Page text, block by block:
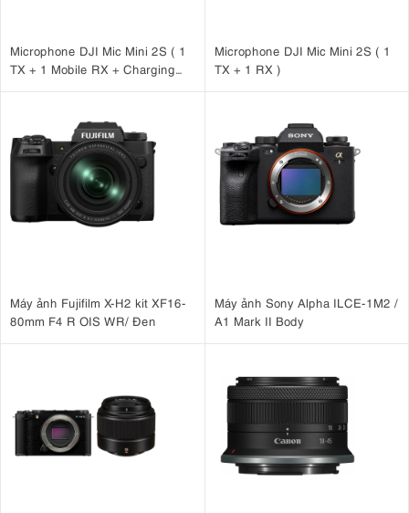
Microphone DJI Mic Mini 2S ( 1
TX + 1 Mobile RX + Charging
Microphone DJI Mic Mini 2S ( 1
TX + 1 RX )
Máy ảnh Fujifilm X-H2 kit XF16-
80mm F4 R OIS WR/ Đen
Máy ảnh Sony Alpha ILCE-1M2 /
A1 Mark II Body